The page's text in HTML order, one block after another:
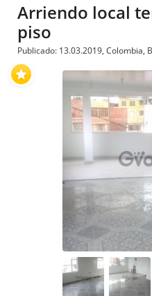
Arriendo local
piso
Publicado: 13.03.2019, Colombia,